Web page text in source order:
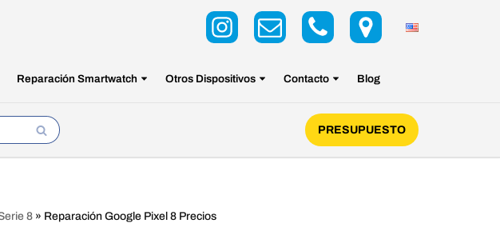
Reparación Smartwatch Otros Dispositivos Contacto Blog
PRESUPUESTO
8 » Reparación Google Pixel 8 Precios